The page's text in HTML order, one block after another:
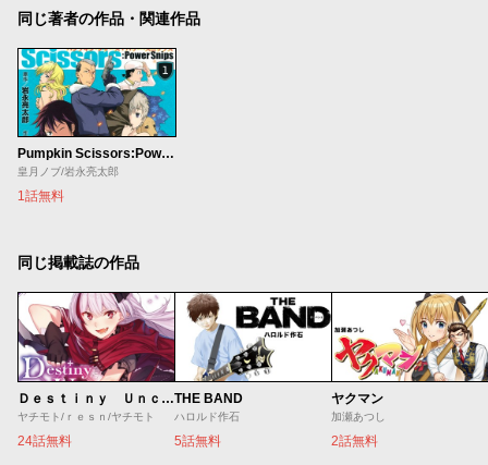
同じ著者の作品・関連作品
Pumpkin Scissors:Power Snips
皇月ノブ/岩永亮太郎
1話無料
同じ掲載誌の作品
Ｄｅｓｔｉｎｙ Ｕｎｃｈａｉｎ Ｏｎｌｉｎｅ 吸血鬼少女となって、やがて『赤の魔王』と呼ばれるようになりました
ヤチモト/ｒｅｓｎ/ヤチモト
24話無料
THE BAND
ハロルド作石
5話無料
ヤクマン
加瀬あつし
2話無料